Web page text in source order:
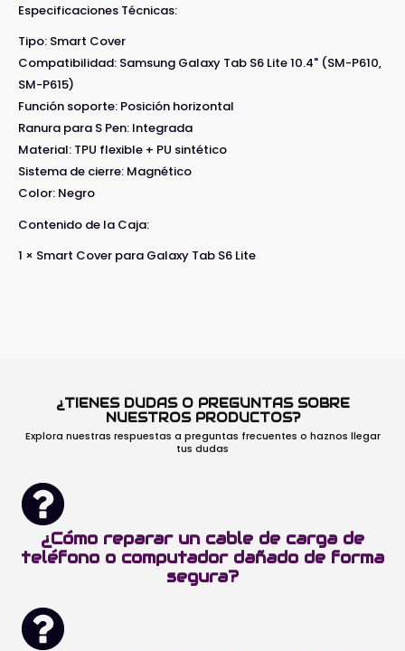
Especificaciones Técnicas:
Tipo: Smart Cover
Compatibilidad: Samsung Galaxy Tab S6 Lite 10.4" (SM-P610,
SM-P615)
Función soporte: Posición horizontal
Ranura para S Pen: Integrada
Material: TPU flexible + PU sintético
Sistema de cierre: Magnético
Color: Negro
Contenido de la Caja:
1 × Smart Cover para Galaxy Tab S6 Lite
¿TIENES DUDAS O PREGUNTAS SOBRE
NUESTROS PRODUCTOS?
Explora nuestras respuestas a preguntas frecuentes o haznos llegar
tus dudas
¿Cómo reparar un cable de carga de
teléfono o computador dañado de forma
segura?